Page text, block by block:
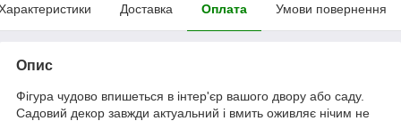
Доставка Оплата Умови повернення
Опис
Фігура чудово впишеться в інтер'єр вашого двору або саду.
Садовий декор завжди актуальний і вмить оживляє нічим не